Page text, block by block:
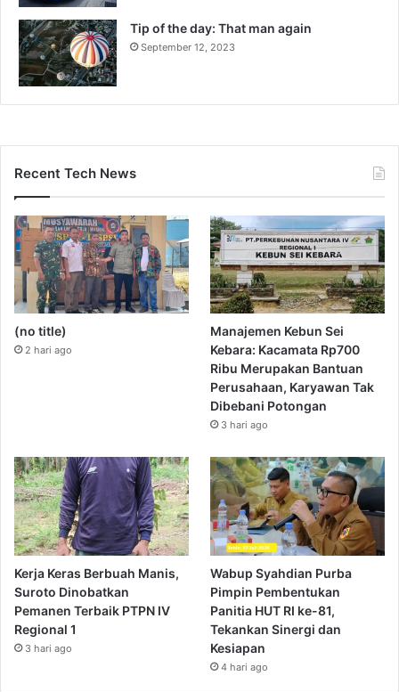
Tip of the day: That man again
September 12, 2023
Recent Tech News
(no title)
2 hari ago
Manajemen Kebun Sei
Kebara: Kacamata Rp700
Ribu Merupakan Bantuan
Perusahaan, Karyawan Tak
Dibebani Potongan
3 hari ago
Kerja Keras Berbuah Manis,
Suroto Dinobatkan
Pemanen Terbaik PTPN IV
Regional 1
3 hari ago
Wabup Syahdian Purba
Pimpin Pembentukan
Panitia HUT RI ke-81,
Tekankan Sinergi dan
Kesiapan
4 hari ago